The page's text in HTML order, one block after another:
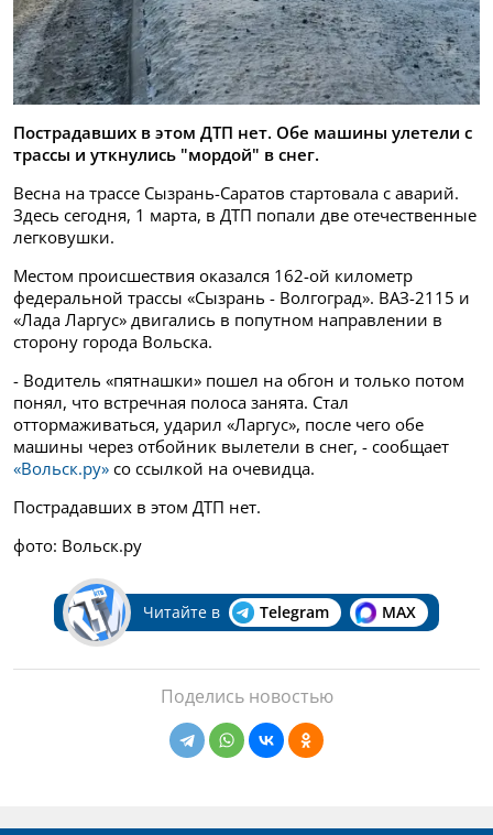
Пострадавших в этом ДТП нет. Обе машины улетели с
трассы и уткнулись "мордой" в снег.
Весна на трассе Сызрань-Саратов стартовала с аварий.
Здесь сегодня, 1 марта, в ДТП попали две отечественные
легковушки.
Местом происшествия оказался 162-ой километр
федеральной трассы «Сызрань - Волгоград». ВАЗ-2115 и
«Лада Ларгус» двигались в попутном направлении в
сторону города Вольска.
- Водитель «пятнашки» пошел на обгон и только потом
понял, что встречная полоса занята. Стал
оттормаживаться, ударил «Ларгус», после чего обе
машины через отбойник вылетели в снег, - сообщает
«Вольск.ру» со ссылкой на очевидца.
Пострадавших в этом ДТП нет.
фото: Вольск.ру
Читайте в Telegram MAX
Поделись новостью